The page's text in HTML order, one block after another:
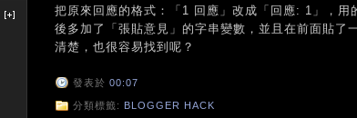
把原來回應的格式：「1 回應」改成「回應: 1」，
後多加了「張貼意見」的字串變數，並且在前面貼了
清楚，也很容易找到呢？
發表於 00:07
分類標籤: BLOGGER HACK